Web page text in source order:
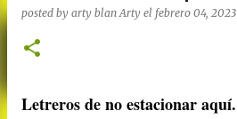
posted by arty blanArty el febrero 04, 2023
Letreros de no estacionar aquí.